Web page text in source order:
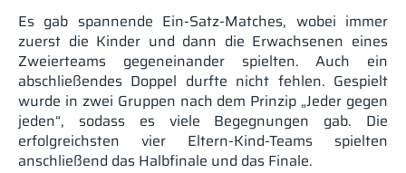
Es gab spannende Ein-Satz-Matches, wobei immer
zuerst die Kinder und dann die Erwachsenen eines
Zweierteams gegeneinander spielten. Auch ein
abschließendes Doppel durfte nicht fehlen. Gespielt
wurde in zwei Gruppen nach dem Prinzip „Jeder gegen
jeden“, sodass es viele Begegnungen gab. Die
erfolgreichsten vier Eltern-Kind-Teams spielten
anschließend das Halbfinale und das Finale.